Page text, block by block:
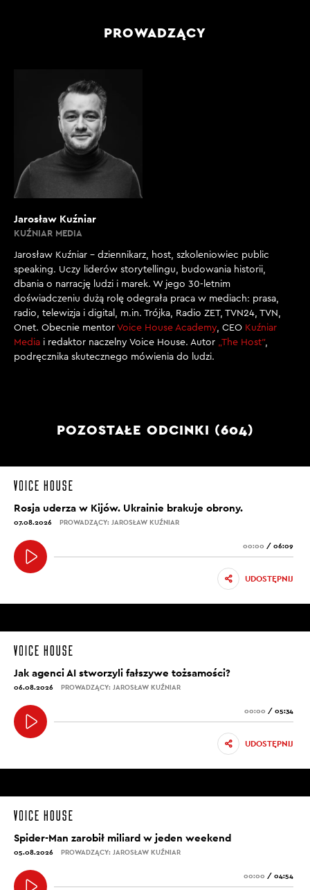
PROWADZĄCY
Jarosław Kuźniar
KUŹNIAR MEDIA
Jarosław Kuźniar – dziennikarz, host, szkoleniowiec public
speaking. Uczy liderów storytellingu, budowania historii,
dbania o narrację ludzi i marek. W jego 30-letnim
doświadczeniu dużą rolę odegrała praca w mediach: prasa,
radio, telewizja i digital, m.in. Trójka, Radio ZET, TVN24, TVN,
Onet. Obecnie mentor Voice House Academy, CEO Kuźniar
Media i redaktor naczelny Voice House. Autor „The Host”,
podręcznika skutecznego mówienia do ludzi.
POZOSTAŁE ODCINKI (604)
Rosja uderza w Kijów. Ukrainie brakuje obrony.
07.08.2026 PROWADZĄCY: JAROSŁAW KUŹNIAR
00:00 / 06:09
UDOSTĘPNIJ
Jak agenci AI stworzyli fałszywe tożsamości?
06.08.2026 PROWADZĄCY: JAROSŁAW KUŹNIAR
00:00 / 05:34
UDOSTĘPNIJ
Spider-Man zarobił miliard w jeden weekend
05.08.2026 PROWADZĄCY: JAROSŁAW KUŹNIAR
00:00 / 04:54